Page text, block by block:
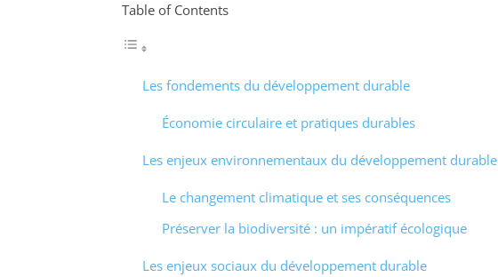
Table of Contents
Les fondements du développement durable
Économie circulaire et pratiques durables
Les enjeux environnementaux du développement durable
Le changement climatique et ses conséquences
Préserver la biodiversité : un impératif écologique
Les enjeux sociaux du développement durable